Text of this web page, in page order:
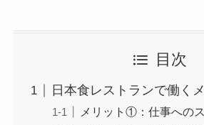
目次
日本食レストランで働く
メリット①：仕事への